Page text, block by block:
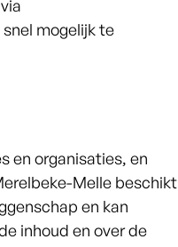
mogelijk te
en organisaties, en
Melle beschikt
en kan
inhoud en over de